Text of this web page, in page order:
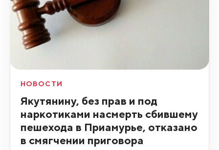
НОВОСТИ
Якутянину, без прав и под
наркотиками насмерть сбившему
пешехода в Приамурье, отказано
в смягчении приговора